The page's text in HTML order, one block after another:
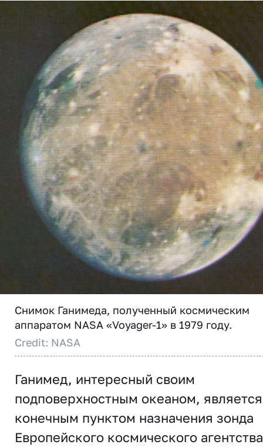
Снимок Ганимеда, полученный космическим
аппаратом NASA «Voyager-1» в 1979 году.
Credit: NASA
Ганимед, интересный своим
подповерхностным океаном, является
конечным пунктом назначения зонда
Европейского космического агентства